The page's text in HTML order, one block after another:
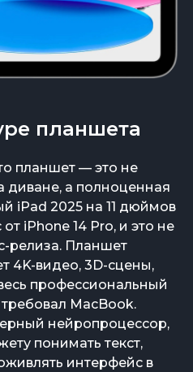
планшета
планшет — это не
диване, а полноценная
iPad 2025 на 11 дюймов
iPhone 14 Pro, и это не
релиза. Планшет
4K-видео, 3D-сцены,
профессиональный
MacBook.
нейропроцессор,
понимать текст,
интерфейс в